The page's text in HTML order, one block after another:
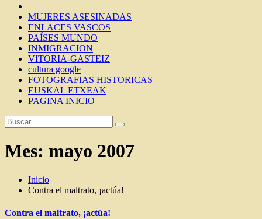
MUJERES ASESINADAS
ENLACES VASCOS
PAÍSES MUNDO
INMIGRACION
VITORIA-GASTEIZ
cultura google
FOTOGRAFIAS HISTORICAS
EUSKAL ETXEAK
PAGINA INICIO
Mes: mayo 2007
Inicio
Contra el maltrato, ¡actúa!
Contra el maltrato, ¡actúa!